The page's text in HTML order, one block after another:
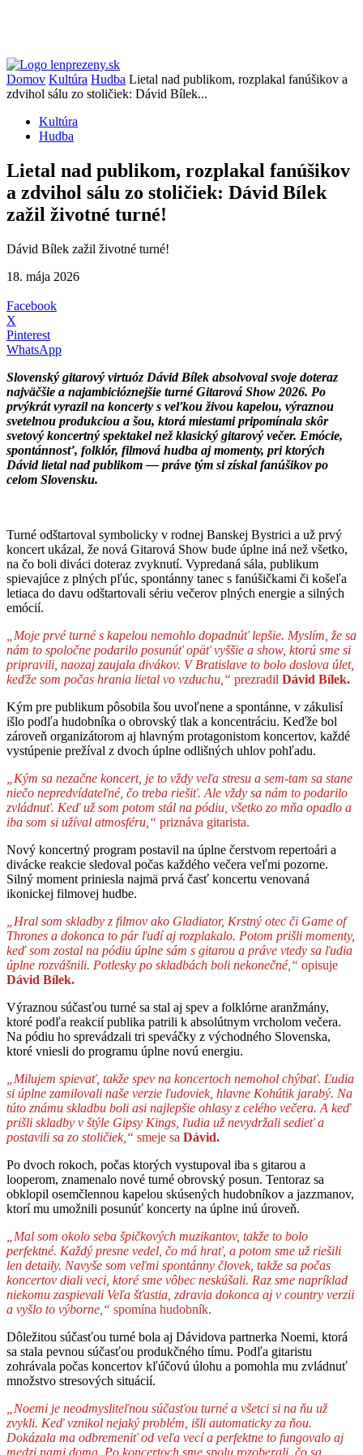
Domov Kultúra Hudba Lietal nad publikom, rozplakal fanúšikov a
zdvihol sálu zo stoličiek: Dávid Bílek...
Kultúra
Hudba
Lietal nad publikom, rozplakal fanúšikov
a zdvihol sálu zo stoličiek: Dávid Bílek
zažil životné turné!
Dávid Bílek zažil životné turné!
18. mája 2026
Facebook
X
Pinterest
WhatsApp
Slovenský gitarový virtuóz Dávid Bílek absolvoval svoje doteraz
najväčšie a najambicióznejšie turné Gitarová Show 2026. Po
prvýkrát vyrazil na koncerty s veľkou živou kapelou, výraznou
svetelnou produkciou a šou, ktorá miestami pripomínala skôr
svetový koncertný spektakel než klasický gitarový večer. Emócie,
spontánnosť, folklór, filmová hudba aj momenty, pri ktorých
Dávid lietal nad publikom — práve tým si získal fanúšikov po
celom Slovensku.
Turné odštartoval symbolicky v rodnej Banskej Bystrici a už prvý
koncert ukázal, že nová Gitarová Show bude úplne iná než všetko,
na čo boli diváci doteraz zvyknutí. Vypredaná sála, publikum
spievajúce z plných pľúc, spontánny tanec s fanúšičkami či košeľa
letiaca do davu odštartovali sériu večerov plných energie a silných
emócií.
„Moje prvé turné s kapelou nemohlo dopadnúť lepšie. Myslím, že sa
nám to spoločne podarilo posunúť opäť vyššie a show, ktorú sme si
pripravili, naozaj zaujala divákov. V Bratislave to bolo doslova úlet,
keďže som počas hrania lietal vo vzduchu,“ prezradil Dávid Bílek.
Kým pre publikum pôsobila šou uvoľnene a spontánne, v zákulisí
išlo podľa hudobníka o obrovský tlak a koncentráciu. Keďže bol
zároveň organizátorom aj hlavným protagonistom koncertov, každé
vystúpenie prežíval z dvoch úplne odlišných uhlov pohľadu.
„Kým sa nezačne koncert, je to vždy veľa stresu a sem-tam sa stane
niečo nepredvídateľné, čo treba riešiť. Ale vždy sa nám to podarilo
zvládnuť. Keď už som potom stál na pódiu, všetko zo mňa opadlo a
iba som si užíval atmosféru,“ priznáva gitarista.
Nový koncertný program postavil na úplne čerstvom repertoári a
divácke reakcie sledoval počas každého večera veľmi pozorne.
Silný moment priniesla najmä prvá časť koncertu venovaná
ikonickej filmovej hudbe.
„Hral som skladby z filmov ako Gladiator, Krstný otec či Game of
Thrones a dokonca to pár ľudí aj rozplakalo. Potom prišli momenty,
keď som zostal na pódiu úplne sám s gitarou a práve vtedy sa ľudia
úplne rozvášnili. Potlesky po skladbách boli nekonečné,“ opisuje
Dávid Bílek.
Výraznou súčasťou turné sa stal aj spev a folklórne aranžmány,
ktoré podľa reakcií publika patrili k absolútnym vrcholom večera.
Na pódiu ho sprevádzali tri speváčky z východného Slovenska,
ktoré vniesli do programu úplne novú energiu.
„Milujem spievať, takže spev na koncertoch nemohol chýbať. Ľudia
si úplne zamilovali naše verzie ľudoviek, hlavne Kohútik jarabý. Na
túto známu skladbu boli asi najlepšie ohlasy z celého večera. A keď
prišli skladby v štýle Gipsy Kings, ľudia už nevydržali sedieť a
postavili sa zo stoličiek,“ smeje sa Dávid.
Po dvoch rokoch, počas ktorých vystupoval iba s gitarou a
looperom, znamenalo nové turné obrovský posun. Tentoraz sa
obklopil osemčlennou kapelou skúsených hudobníkov a jazzmanov,
ktorí mu umožnili posunúť koncerty na úplne inú úroveň.
„Mal som okolo seba špičkových muzikantov, takže to bolo
perfektné. Každý presne vedel, čo má hrať, a potom sme už riešili
len detaily. Navyše som veľmi spontánny človek, takže sa počas
koncertov diali veci, ktoré sme vôbec neskúšali. Raz sme napríklad
niekomu zaspievali Veľa šťastia, zdravia dokonca aj v country verzii
a vyšlo to výborne,“ spomína hudobník.
Dôležitou súčasťou turné bola aj Dávidova partnerka Noemi, ktorá
sa stala pevnou súčasťou produkčného tímu. Podľa gitaristu
zohrávala počas koncertov kľúčovú úlohu a pomohla mu zvládnuť
množstvo stresových situácií.
„Noemi je neodmysliteľnou súčasťou turné a všetci si na ňu už
zvykli. Keď vznikol nejaký problém, išli automaticky za ňou.
Dokázala ma odbremeniť od veľa vecí a perfektne to fungovalo aj
medzi nami doma. Po koncertoch sme spolu rozoberali, čo sa